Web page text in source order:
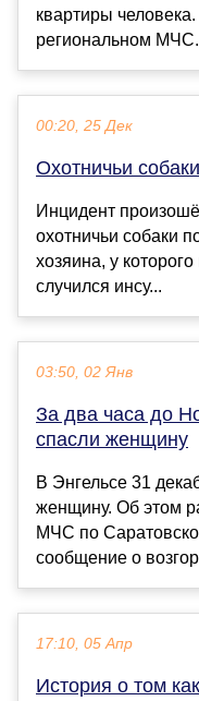
квартиры
региональном
00:20, 25 Дек
Охотничьи
Инцидент
охотничьи собаки
хозяина, у
случился инсу...
03:50, 02 Янв
За два часа до
спасли женщину
В Энгельсе 31
женщину. Об этом
МЧС по
сообщение о
17:10, 05 Апр
История о том